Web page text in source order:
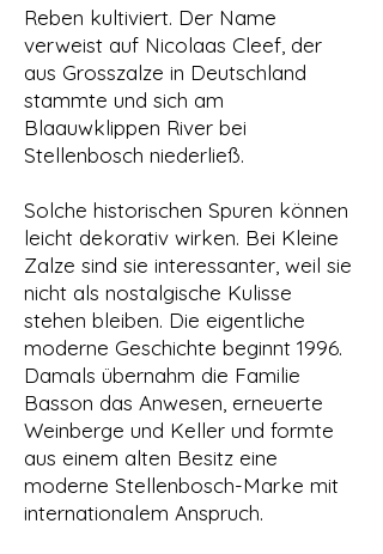
Reben kultiviert. Der Name
verweist auf Nicolaas Cleef, der
aus Grosszalze in Deutschland
stammte und sich am
Blaauwklippen River bei
Stellenbosch niederließ.
Solche historischen Spuren können
leicht dekorativ wirken. Bei Kleine
Zalze sind sie interessanter, weil sie
nicht als nostalgische Kulisse
stehen bleiben. Die eigentliche
moderne Geschichte beginnt 1996.
Damals übernahm die Familie
Basson das Anwesen, erneuerte
Weinberge und Keller und formte
aus einem alten Besitz eine
moderne Stellenbosch-Marke mit
internationalem Anspruch.